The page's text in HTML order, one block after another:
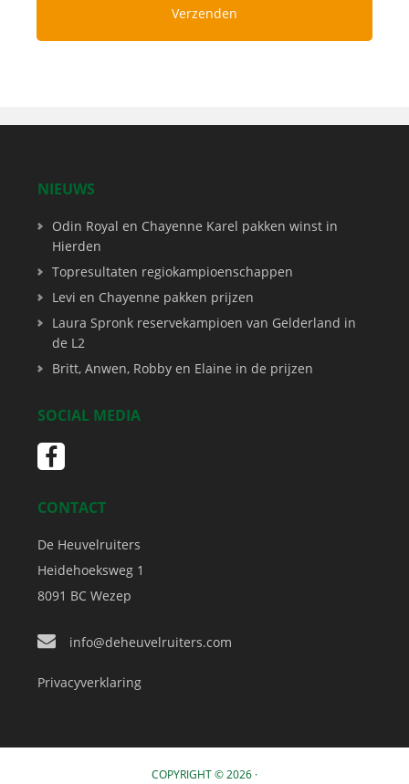
NIEUWS
Odin Royal en Chayenne Karel pakken winst in
Hierden
Topresultaten regiokampioenschappen
Levi en Chayenne pakken prijzen
Laura Spronk reservekampioen van Gelderland in
de L2
Britt, Anwen, Robby en Elaine in de prijzen
SOCIAL MEDIA
CONTACT
De Heuvelruiters
Heidehoeksweg 1
8091 BC Wezep
info@deheuvelruiters.com
Privacyverklaring
COPYRIGHT © 2026 ·